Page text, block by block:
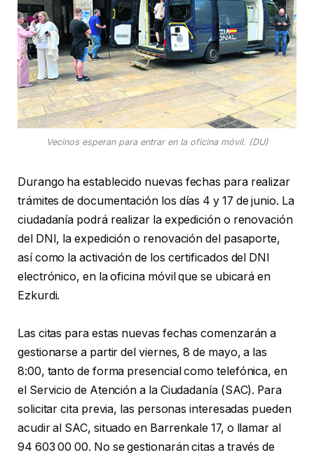
Vecinos esperan para entrar en la oficina móvil. (DU)
Durango ha establecido nuevas fechas para realizar
trámites de documentación los días 4 y 17 de junio. La
ciudadanía podrá realizar la expedición o renovación
del DNI, la expedición o renovación del pasaporte,
así como la activación de los certificados del DNI
electrónico, en la oficina móvil que se ubicará en
Ezkurdi.
Las citas para estas nuevas fechas comenzarán a
gestionarse a partir del viernes, 8 de mayo, a las
8:00, tanto de forma presencial como telefónica, en
el Servicio de Atención a la Ciudadanía (SAC). Para
solicitar cita previa, las personas interesadas pueden
acudir al SAC, situado en Barrenkale 17, o llamar al
94 603 00 00. No se gestionarán citas a través de